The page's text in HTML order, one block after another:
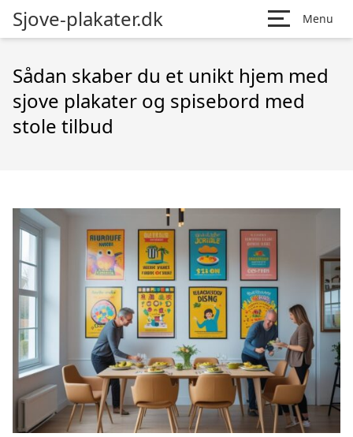
Sjove-plakater.dk Menu
Sådan skaber du et unikt hjem med
sjove plakater og spisebord med
stole tilbud